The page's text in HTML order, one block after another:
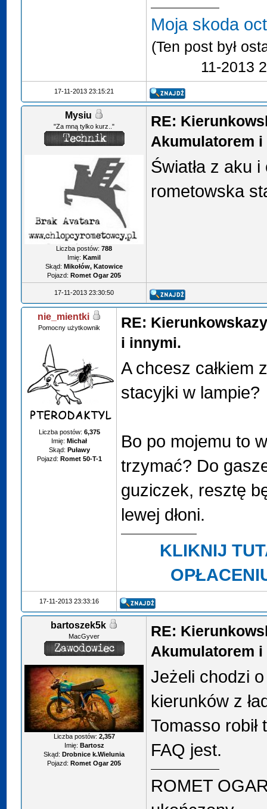
Moja skoda
(Ten post był
11-2013
17-11-2013 23:15:21
Mysiu
"Za mną tylko kurz.."
Liczba postów:788
Imię: Kamil
Skąd: Mikołów, Katowice
Pojazd: Romet Ogar 205
RE:
Akumulatorem
Światła z aku
rometowska
17-11-2013 23:30:50
nie_mientki
Pomocny użytkownik
Liczba postów: 6,375
Imię: Michał
Skąd: Puławy
Pojazd: Romet 50-T-1
RE:
i innymi.
A chcesz całkiem
stacyjki w lampie?
Bo po mojemu to
trzymać? Do
guziczek, resztę
lewej dłoni.
KLIKNIJ
17-11-2013 23:33:16
bartoszek5k
MacGyver
Liczba postów: 2,357
Imię: Bartosz
Skąd: Drobnice k.Wielunia
Pojazd: Romet Ogar 205
RE:
Akumulatorem
Jeżeli chodzi
kierunków z
Tomasso
FAQ jest.
ROMET